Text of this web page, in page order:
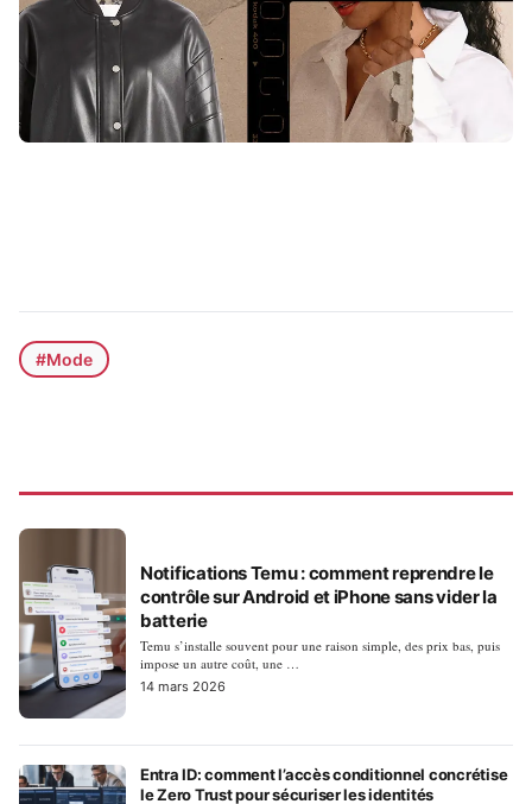
#Mode
Notifications Temu : comment reprendre le
contrôle sur Android et iPhone sans vider la
batterie
Temu s’installe souvent pour une raison simple, des prix bas, puis
impose un autre coût, une …
14 mars 2026
Entra ID: comment l’accès conditionnel concrétise
le Zero Trust pour sécuriser les identités